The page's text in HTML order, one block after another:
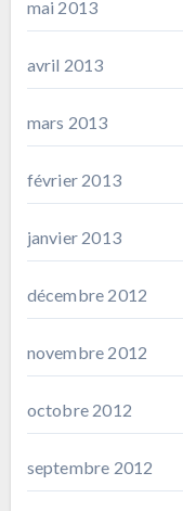
mai 2013
avril 2013
mars 2013
février 2013
janvier 2013
décembre 2012
novembre 2012
octobre 2012
septembre 2012